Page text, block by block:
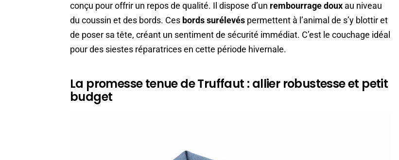
conçu pour offrir un repos de qualité. Il dispose d’un rembourrage doux au niveau
du coussin et des bords. Ces bords surélevés permettent à l’animal de s’y blottir et
de poser sa tête, créant un sentiment de sécurité immédiat. C’est le couchage idéal
pour des siestes réparatrices en cette période hivernale.
La promesse tenue de Truffaut : allier robustesse et petit
budget